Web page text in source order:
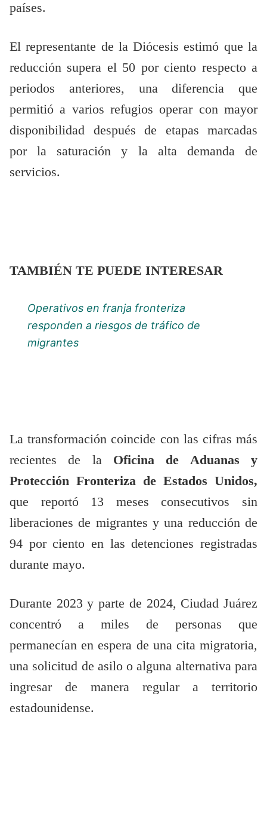
países.
El representante de la Diócesis estimó que la
reducción supera el 50 por ciento respecto a
periodos anteriores, una diferencia que
permitió a varios refugios operar con mayor
disponibilidad después de etapas marcadas
por la saturación y la alta demanda de
servicios.
TAMBIÉN TE PUEDE INTERESAR
Operativos en franja fronteriza
responden a riesgos de tráfico de
migrantes
La transformación coincide con las cifras más
recientes de la Oficina de Aduanas y
Protección Fronteriza de Estados Unidos,
que reportó 13 meses consecutivos sin
liberaciones de migrantes y una reducción de
94 por ciento en las detenciones registradas
durante mayo.
Durante 2023 y parte de 2024, Ciudad Juárez
concentró a miles de personas que
permanecían en espera de una cita migratoria,
una solicitud de asilo o alguna alternativa para
ingresar de manera regular a territorio
estadounidense.